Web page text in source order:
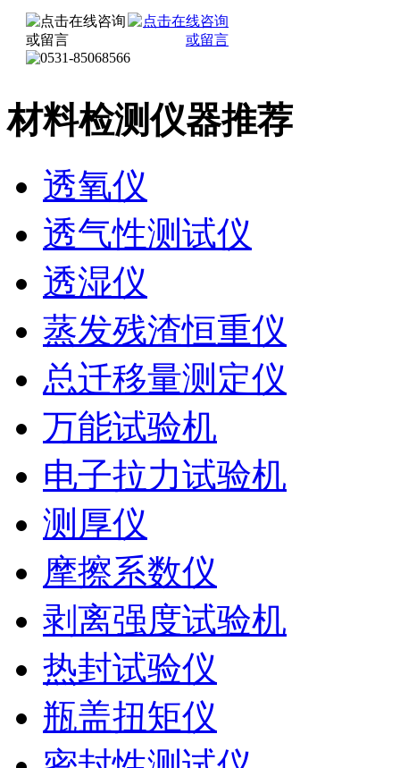
材料检测仪器推荐
透氧仪
透气性测试仪
透湿仪
蒸发残渣恒重仪
总迁移量测定仪
万能试验机
电子拉力试验机
测厚仪
摩擦系数仪
剥离强度试验机
热封试验仪
瓶盖扭矩仪